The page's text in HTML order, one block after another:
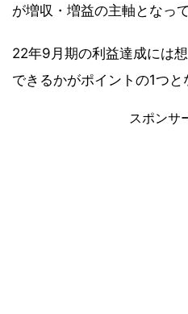
が増収・増益の主軸となっ
22年9月期の利益達成には
できるかがポイントの1つと
スポンサ